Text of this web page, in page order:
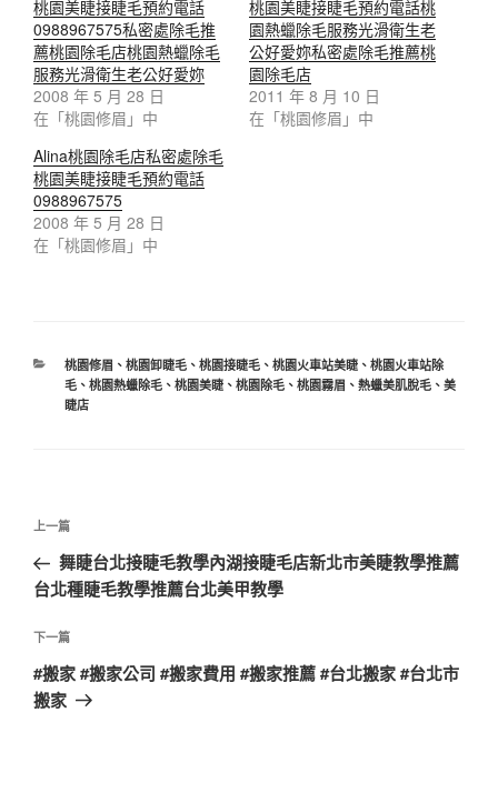
桃園美睫接睫毛預約電話
0988967575私密處除毛推
薦桃園除毛店桃園熱蠟除毛
服務光滑衛生老公好愛妳
2008 年 5 月 28 日
在「桃園修眉」中
桃園美睫接睫毛預約電話桃
園熱蠟除毛服務光滑衛生老
公好愛妳私密處除毛推薦桃
園除毛店
2011 年 8 月 10 日
在「桃園修眉」中
Alina桃園除毛店私密處除毛
桃園美睫接睫毛預約電話
0988967575
2008 年 5 月 28 日
在「桃園修眉」中
桃園修眉 、 桃園卸睫毛、 桃園接睫毛、 桃園火車站美睫、 桃園火車站除
毛、 桃園熱蠟除毛、 桃園美睫、 桃園除毛、 桃園霧眉 、 熱蠟美肌脫毛、 美
睫店
上一篇
舞睫台北接睫毛教學內湖接睫毛店新北市美睫教學推薦
台北種睫毛教學推薦台北美甲教學
下一篇
#搬家 #搬家公司 #搬家費用 #搬家推薦 #台北搬家 #台北市
搬家